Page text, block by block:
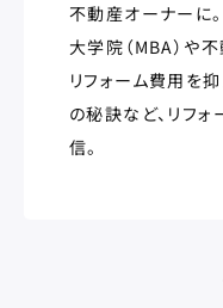
不動産オーナーに。
大学院（MBA）や
リフォーム費用を
の秘訣など、リフ
信。